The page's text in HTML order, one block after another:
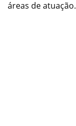
áreas de atuação.